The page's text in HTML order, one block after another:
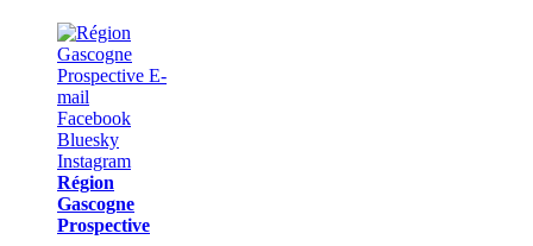
Région
Gascogne
Prospective